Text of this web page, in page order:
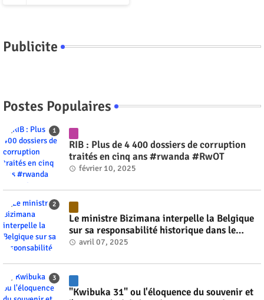
Publicite
Postes Populaires
RIB : Plus de 4 400 dossiers de corruption
traités en cinq ans #rwanda #RwOT
février 10, 2025
Le ministre Bizimana interpelle la Belgique
sur sa responsabilité historique dans le
génocide #rwanda #RwOT
avril 07, 2025
"Kwibuka 31" ou l'éloquence du souvenir et